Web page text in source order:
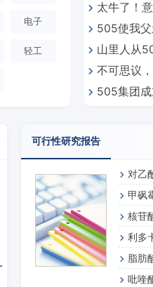
电子
轻工
团的中医药
太牛了！
505使我
山里人从
不可思议
505集团
可行性研究报告
对乙
甲砜
核苷
利多
脂肪
吡喹